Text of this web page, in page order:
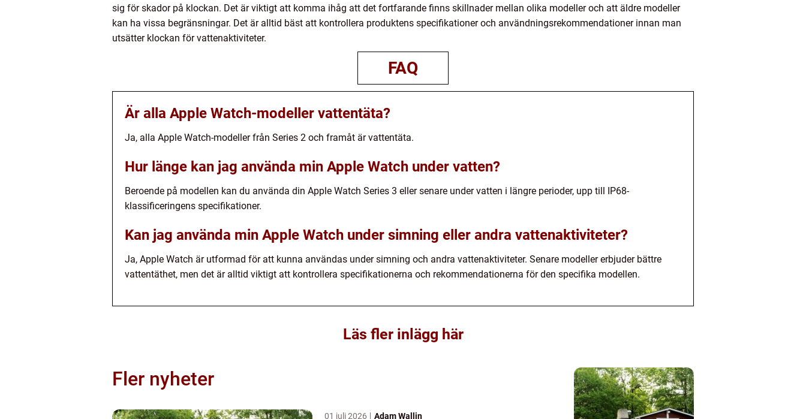
sig för skador på klockan. Det är viktigt att komma ihåg att det fortfarande finns skillnader mellan olika modeller och att äldre modeller
kan ha vissa begränsningar. Det är alltid bäst att kontrollera produktens specifikationer och användningsrekommendationer innan man
utsätter klockan för vattenaktiviteter.
FAQ
Är alla Apple Watch-modeller vattentäta?
Ja, alla Apple Watch-modeller från Series 2 och framåt är vattentäta.
Hur länge kan jag använda min Apple Watch under vatten?
Beroende på modellen kan du använda din Apple Watch Series 3 eller senare under vatten i längre perioder, upp till IP68-
klassificeringens specifikationer.
Kan jag använda min Apple Watch under simning eller andra vattenaktiviteter?
Ja, Apple Watch är utformad för att kunna användas under simning och andra vattenaktiviteter. Senare modeller erbjuder bättre
vattentäthet, men det är alltid viktigt att kontrollera specifikationerna och rekommendationerna för den specifika modellen.
Läs fler inlägg här
Fler nyheter
01 juli 2026 Adam Wallin